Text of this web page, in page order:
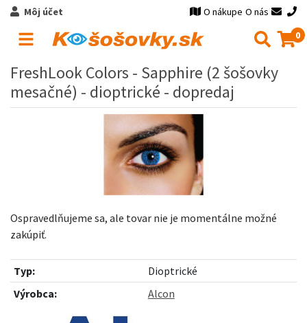
Môj účet O nákupe O nás
0
FreshLook Colors - Sapphire (2 šošovky
mesačné) - dioptrické - dopredaj
Ospravedlňujeme sa, ale tovar nie je momentálne možné
zakúpiť.
Typ:
Dioptrické
Výrobca:
Alcon